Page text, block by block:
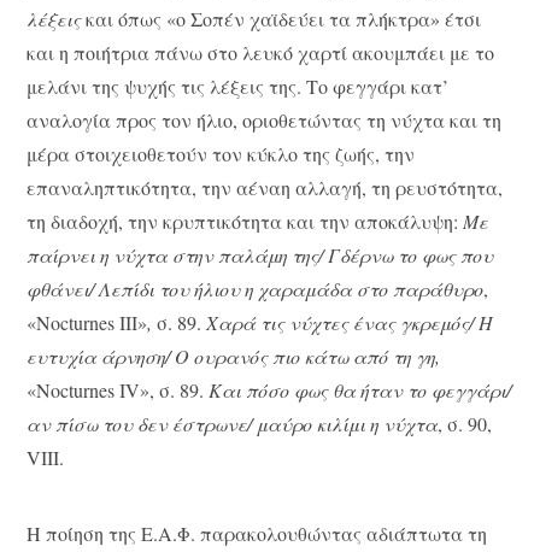
λέξειςκαι όπως «ο Σοπέν χαϊδεύει τα πλήκτρα» έτσι
και η ποιήτρια πάνω στο λευκό χαρτί ακουμπάει με το
μελάνι της ψυχής τις λέξεις της. Το φεγγάρι κατ’
αναλογία προς τον ήλιο, οριοθετώντας τη νύχτα και τη
μέρα στοιχειοθετούν τον κύκλο της ζωής, την
επαναληπτικότητα, την αέναη αλλαγή, τη ρευστότητα,
τη διαδοχή, την κρυπτικότητα και την αποκάλυψη:Με
παίρνει η νύχτα στην παλάμη της/ Γδέρνω το φως που
φθάνει/ Λεπίδι του ήλιου η χαραμάδα στο παράθυρο,
«Nocturnes ΙΙΙ»,σ. 89.Χαρά τις νύχτες ένας γκρεμός/ Η
ευτυχία άρνηση/ Ο ουρανός πιο κάτω από τη γη,
«Nocturnes ΙV», σ. 89.Kαι πόσο φως θα ήταν το φεγγάρι/
αν πίσω του δεν έστρωνε/ μαύρο κιλίμι η νύχτα, σ. 90,
VIII.
Η ποίηση της Ε.Α.Φ. παρακολουθώντας αδιάπτωτα τη